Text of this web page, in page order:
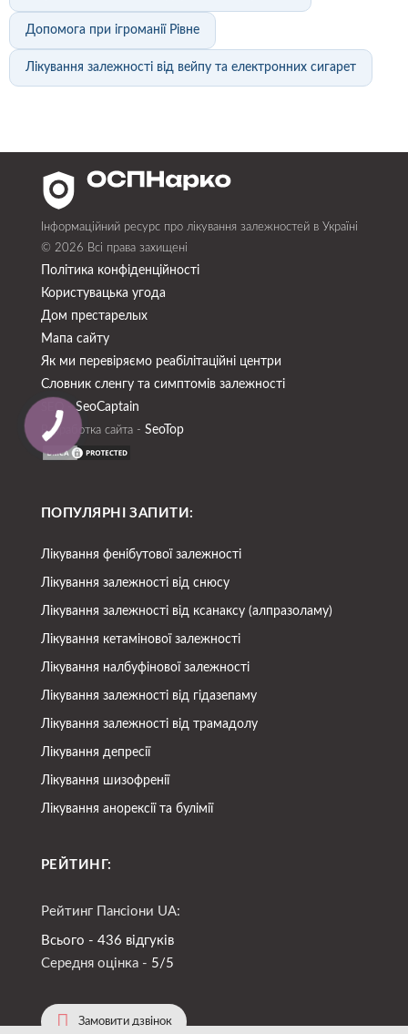
Допомога при ігроманії Рівне
Лікування залежності від вейпу та електронних сигарет
Інформаційний ресурс про лікування залежностей в Україні
© 2026 Всі права захищені
Політика конфіденційності
Користувацька угода
Дом престарелых
Мапа сайту
Як ми перевіряємо реабілітаційні центри
Словник сленгу та симптомів залежності
SEO -SeoСaptain
Разработка сайта - SeoTop
ПОПУЛЯРНІ ЗАПИТИ:
Лікування фенібутової залежності
Лікування залежності від снюсу
Лікування залежності від ксанаксу (алпразоламу)
Лікування кетамінової залежності
Лікування налбуфінової залежності
Лікування залежності від гідазепаму
Лікування залежності від трамадолу
Лікування депресії
Лікування шизофренії
Лікування анорексії та булімії
РЕЙТИНГ:
Рейтинг Пансіони UA:
Всього - 436 відгуків
Середня оцінка - 5/5
Замовити дзвінок